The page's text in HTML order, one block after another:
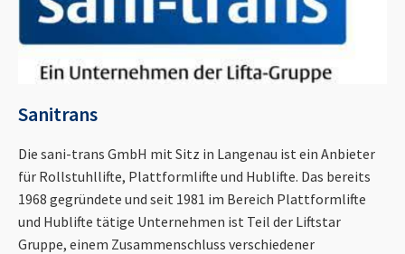
Sanitrans
Die sani-trans GmbH mit Sitz in Langenau ist ein Anbieter
für Rollstuhllifte, Plattformlifte und Hublifte. Das bereits
1968 gegründete und seit 1981 im Bereich Plattformlifte
und Hublifte tätige Unternehmen ist Teil der Liftstar
Gruppe, einem Zusammenschluss verschiedener